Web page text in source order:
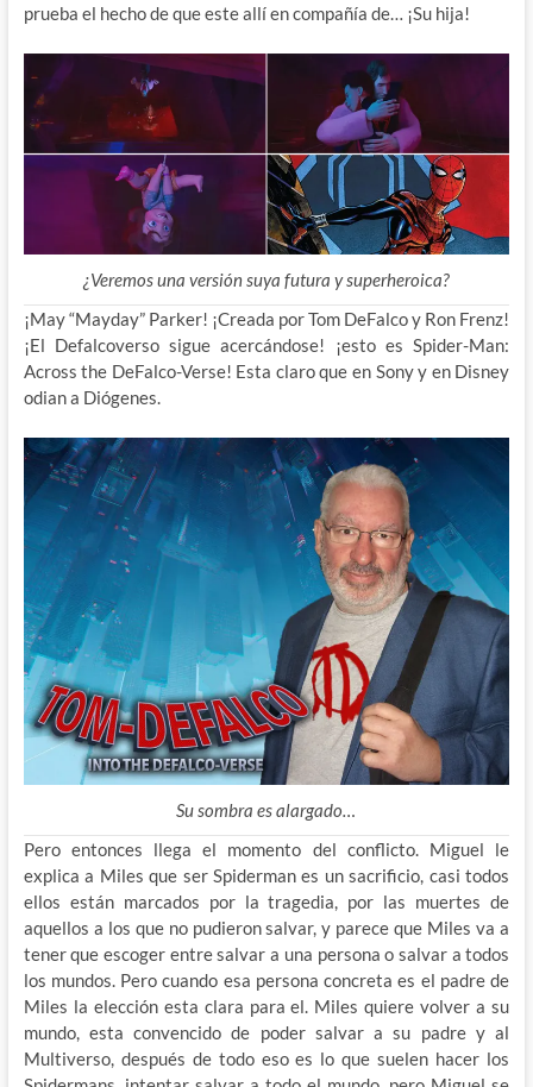
prueba el hecho de que este allí en compañía de… ¡Su hija!
¿Veremos una versión suya futura y superheroica?
¡May “Mayday” Parker! ¡Creada por Tom DeFalco y Ron Frenz!
¡El Defalcoverso sigue acercándose! ¡esto es Spider-Man:
Across the DeFalco-Verse! Esta claro que en Sony y en Disney
odian a Diógenes.
Su sombra es alargado…
Pero entonces llega el momento del conflicto. Miguel le
explica a Miles que ser Spiderman es un sacrificio, casi todos
ellos están marcados por la tragedia, por las muertes de
aquellos a los que no pudieron salvar, y parece que Miles va a
tener que escoger entre salvar a una persona o salvar a todos
los mundos. Pero cuando esa persona concreta es el padre de
Miles la elección esta clara para el. Miles quiere volver a su
mundo, esta convencido de poder salvar a su padre y al
Multiverso, después de todo eso es lo que suelen hacer los